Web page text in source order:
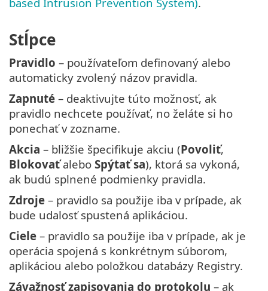
Stĺpce
Pravidlo – používateľom definovaný alebo
automaticky zvolený názov pravidla.
Zapnuté – deaktivujte túto možnosť, ak
pravidlo nechcete používať, no želáte si ho
ponechať v zozname.
Akcia – bližšie špecifikuje akciu (Povoliť,
Blokovaťalebo Spýtať sa), ktorá sa vykoná,
ak budú splnené podmienky pravidla.
Zdroje – pravidlo sa použije iba v prípade, ak
bude udalosť spustená aplikáciou.
Ciele – pravidlo sa použije iba v prípade, ak je
operácia spojená s konkrétnym súborom,
aplikáciou alebo položkou databázy Registry.
Závažnosť zapisovania do protokolu – ak